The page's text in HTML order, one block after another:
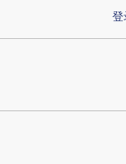
炼总结而成，可能与原
登